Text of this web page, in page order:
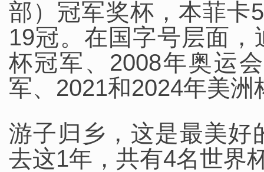
部）冠军奖杯，本菲卡
19冠。在国字号层面
杯冠军、2008年奥运
军、2021和2024年美
游子归乡，这是最美好
去这1年，共有4名世界